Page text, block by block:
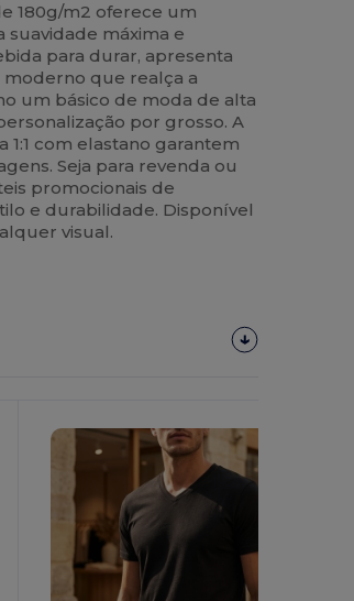
180g/m2 oferece um
máxima e
para durar, apresenta
que realça a
um básico de moda de alta
por grosso. A
com elastano garantem
Seja para revenda ou
promocionais de
e durabilidade. Disponível
visual.